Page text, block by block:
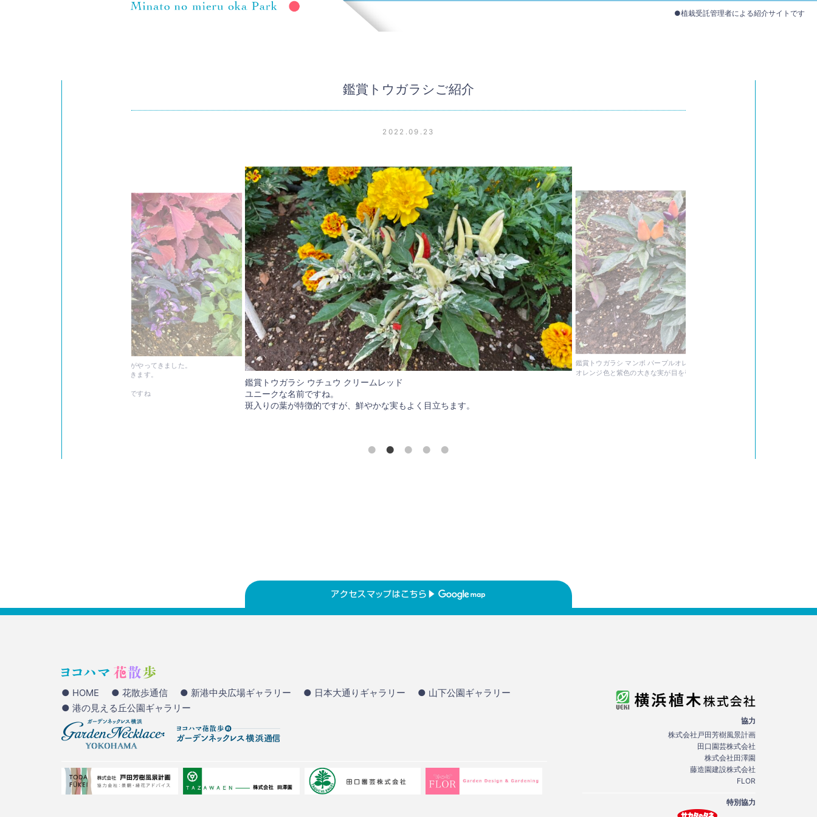
●植栽受託管理者による紹介サイトです
鑑賞トウガラシご紹介
2022.09.23
りの鑑賞トウガラシの実を楽しめる時期がやってきました。
えてある鑑賞トウガラシをご紹介していきます。
た薄紫色の葉と濃紫の実がとてもきれいですね
鑑賞トウガラシ ウチュウ クリームレッド
ユニークな名前ですね。
斑入りの葉が特徴的ですが、鮮やかな実もよく目立ちます。
鑑賞トウガラシ マンボ パープルオレンジ
オレンジ色と紫色の大きな実が目を引きますね
● HOME ● 花散歩通信 ● 新港中央広場ギャラリー ● 日本大通りギャラリー
● 山下公園ギャラリー
● 港の見える丘公園ギャラリー
協力
株式会社戸田芳樹風景計画
田口園芸株式会社
株式会社田澤園
藤造園建設株式会社
FLOR
特別協力